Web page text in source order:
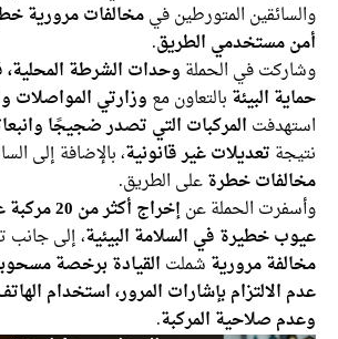
والسائقين المتورطين فيمخالفات مرورية
أمن مستخدمي الطريق.
وشاركت في الحملة وحدات الشرطة المحلية،
حماية البيئة بالتعاون مع وزارتي المواصلات
استهدفت المركبات التي تصدر ضجيجًا
نتيجة تعديلات غير قانونية، بالإضافة إلى
مخالفات خطرةعلى الطريق.
وأسفرت الحملة عنإخراج أكثر من 20 مركبة عن الخدمة
عيوب خطيرة في السلامة البيئية، إلى
مخالفة مرورية شملت القيادة برخصة
عدم الالتزام بإشارات المرور، استخدام
وعدم صلاحية المركبة.